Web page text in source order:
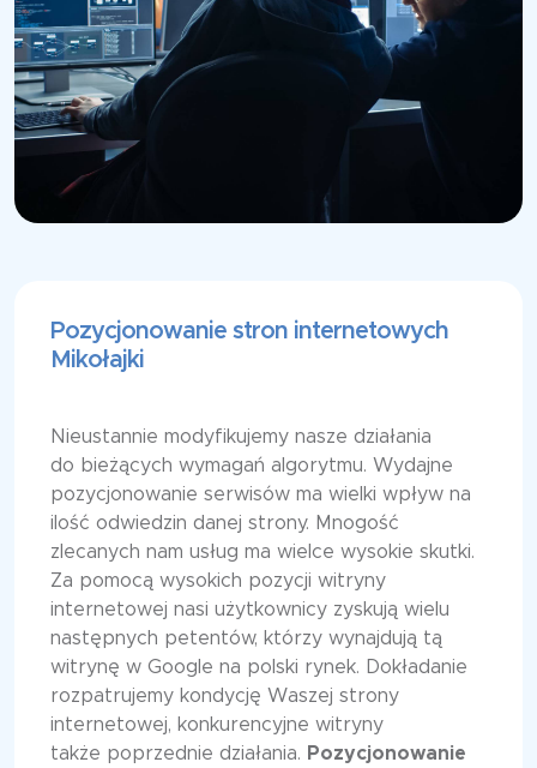
Pozycjonowanie stron internetowych
Mikołajki
Nieustannie modyfikujemy nasze działania
do bieżących wymagań algorytmu. Wydajne
pozycjonowanie serwisów ma wielki wpływ na
ilość odwiedzin danej strony. Mnogość
zlecanych nam usług ma wielce wysokie skutki.
Za pomocą wysokich pozycji witryny
internetowej nasi użytkownicy zyskują wielu
następnych petentów, którzy wynajdują tą
witrynę w Google na polski rynek. Dokładanie
rozpatrujemy kondycję Waszej strony
internetowej, konkurencyjne witryny
także poprzednie działania. Pozycjonowanie